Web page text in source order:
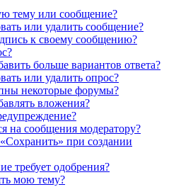
тему или сообщение?
или удалить сообщение?
к своему сообщению?
больше вариантов ответа?
или удалить опрос?
некоторые форумы?
вложения?
на сообщения модератору?
при создании
требует одобрения?
мою тему?